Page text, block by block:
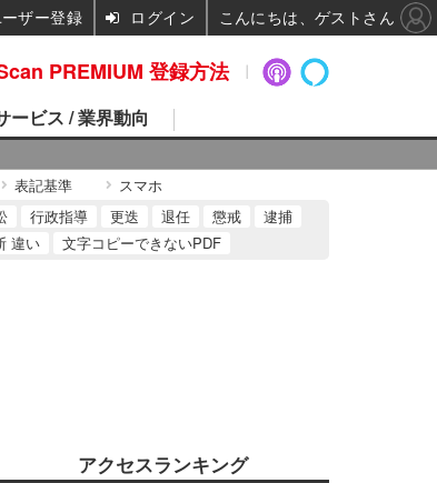
ービス / 業界動向
表記基準 スマホ
行政指導 更迭 退任 懲戒
逮捕
違い 文字コピーできないPDF
アクセスランキング
PREMIUM 登録方法
ザー登録 ログイン こんにちは、ゲストさん